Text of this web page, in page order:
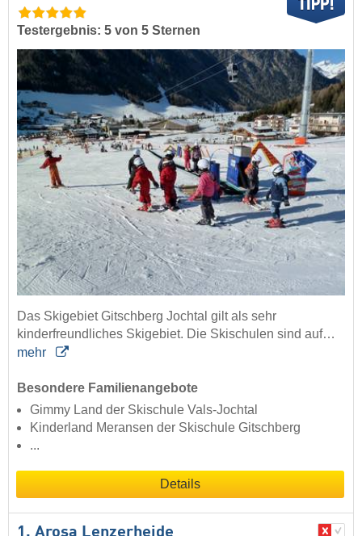
Testergebnis: 5 von 5 Sternen
Das Skigebiet Gitschberg Jochtal gilt als sehr
kinderfreundliches Skigebiet. Die Skischulen sind auf…
mehr
Besondere Familienangebote
Gimmy Land der Skischule Vals-Jochtal
Kinderland Meransen der Skischule Gitschberg
...
Details
1. Arosa Lenzerheide